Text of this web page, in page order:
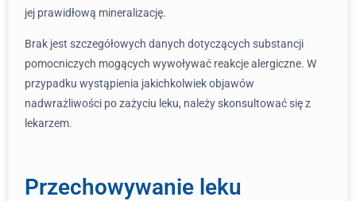
jej prawidłową mineralizację.
Brak jest szczegółowych danych dotyczących substancji
pomocniczych mogących wywoływać reakcje alergiczne. W
przypadku wystąpienia jakichkolwiek objawów
nadwrażliwości po zażyciu leku, należy skonsultować się z
lekarzem.
Przechowywanie leku